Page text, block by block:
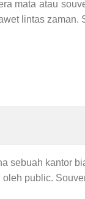
mata atau
lintas zaman.
sebuah kantor
public.